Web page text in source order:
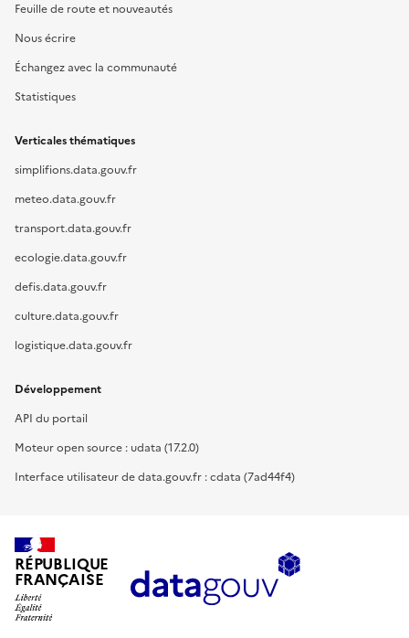
Feuille de route et nouveautés
Nous écrire
Échangez avec la communauté
Statistiques
Verticales thématiques
simplifions.data.gouv.fr
meteo.data.gouv.fr
transport.data.gouv.fr
ecologie.data.gouv.fr
defis.data.gouv.fr
culture.data.gouv.fr
logistique.data.gouv.fr
Développement
API du portail
Moteur open source : udata (17.2.0)
Interface utilisateur de data.gouv.fr : cdata (7ad44f4)
RÉPUBLIQUE
FRANÇAISE